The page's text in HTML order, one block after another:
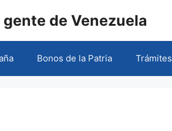
gente de Venezuela
Bonos de la Patria Trámites